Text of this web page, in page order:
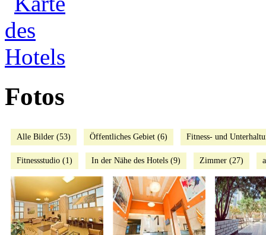
Fotos
Alle Bilder (53) Öffentliches Gebiet (6) Fitness- und
Fitnessstudio (1) In der Nähe des Hotels (9) Zimmer (27)